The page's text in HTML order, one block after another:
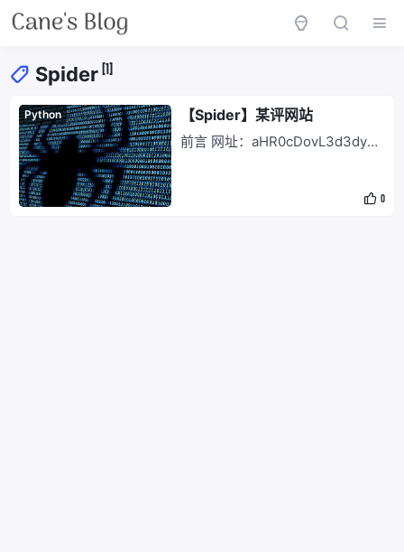
Spider [1]
Python 【Spider】某评网站
前言 网址：aHR0cDovL3d3dy5k
骤 F12发现价格并没有具体的值，0